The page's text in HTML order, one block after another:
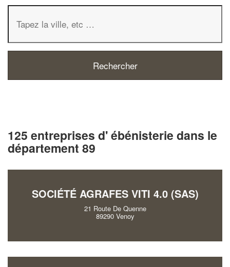
125 entreprises d' ébénisterie dans le
département 89
SOCIÉTÉ AGRAFES VITI 4.0 (SAS)
21 Route De Quenne
89290 Venoy